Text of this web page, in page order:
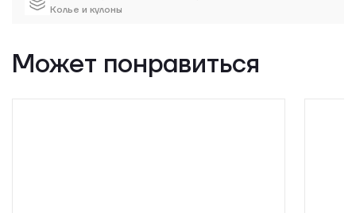
Колье и кулоны
Может понравиться